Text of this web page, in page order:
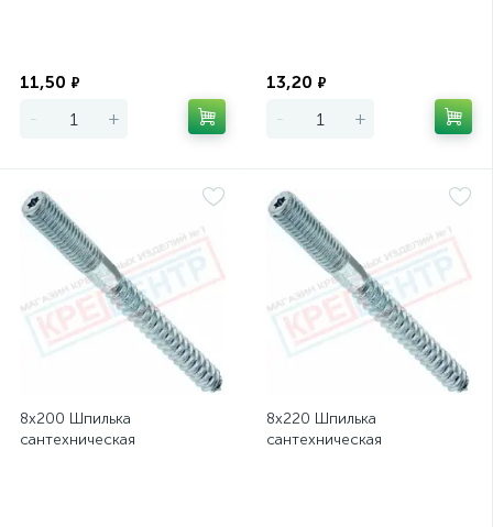
11,50 ₽
- +
13,20 ₽
- +
8х200 Шпилька
сантехническая
8х220 Шпилька
сантехническая